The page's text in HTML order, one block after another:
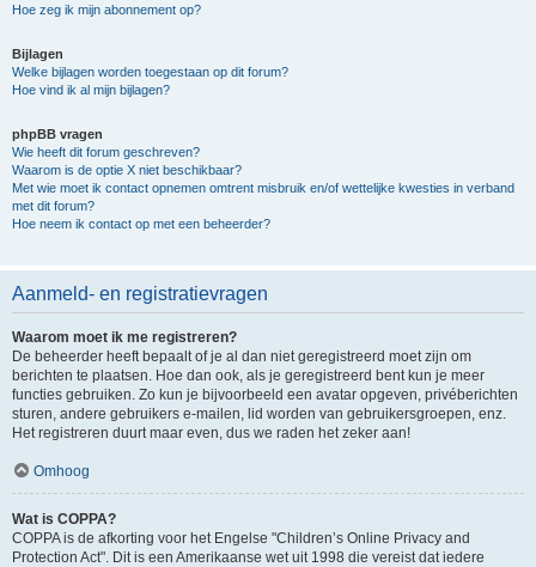
Hoe zeg ik mijn abonnement op?
Bijlagen
Welke bijlagen worden toegestaan op dit forum?
Hoe vind ik al mijn bijlagen?
phpBB vragen
Wie heeft dit forum geschreven?
Waarom is de optie X niet beschikbaar?
Met wie moet ik contact opnemen omtrent misbruik en/of wettelijke kwesties in verband
met dit forum?
Hoe neem ik contact op met een beheerder?
Aanmeld- en registratievragen
Waarom moet ik me registreren?
De beheerder heeft bepaalt of je al dan niet geregistreerd moet zijn om
berichten te plaatsen. Hoe dan ook, als je geregistreerd bent kun je meer
functies gebruiken. Zo kun je bijvoorbeeld een avatar opgeven, privéberichten
sturen, andere gebruikers e-mailen, lid worden van gebruikersgroepen, enz.
Het registreren duurt maar even, dus we raden het zeker aan!
Omhoog
Wat is COPPA?
COPPA is de afkorting voor het Engelse "Children’s Online Privacy and
Protection Act". Dit is een Amerikaanse wet uit 1998 die vereist dat iedere